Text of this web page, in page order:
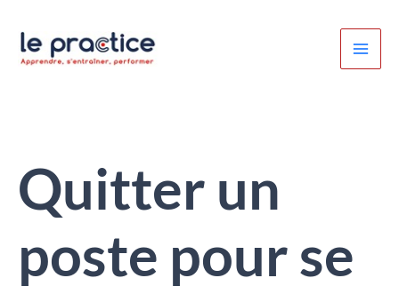
contenu
Quitter un
poste pour se